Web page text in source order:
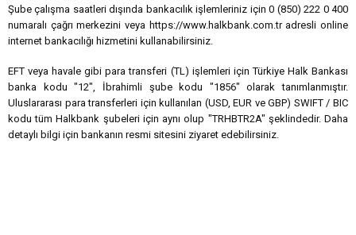
Şube çalışma saatleri dışında bankacılık işlemleriniz için 0 (850) 222 0 400
numaralı çağrı merkezini veya https://www.halkbank.com.tr adresli online
internet bankacılığı hizmetini kullanabilirsiniz.
EFT veya havale gibi para transferi (TL) işlemleri için Türkiye Halk Bankası
banka kodu "12", İbrahimli şube kodu "1856" olarak tanımlanmıştır.
Uluslararası para transferleri için kullanılan (USD, EUR ve GBP) SWIFT / BIC
kodu tüm Halkbank şubeleri için aynı olup "TRHBTR2A" şeklindedir. Daha
detaylı bilgi için bankanın resmi sitesini ziyaret edebilirsiniz.